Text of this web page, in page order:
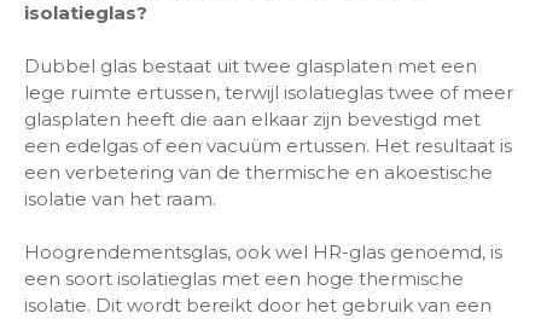
isolatieglas?
Dubbel glas bestaat uit twee glasplaten met een
lege ruimte ertussen, terwijl isolatieglas twee of meer
glasplaten heeft die aan elkaar zijn bevestigd met
een edelgas of een vacuüm ertussen. Het resultaat is
een verbetering van de thermische en akoestische
isolatie van het raam.
Hoogrendementsglas, ook wel HR-glas genoemd, is
een soort isolatieglas met een hoge thermische
isolatie. Dit wordt bereikt door het gebruik van een